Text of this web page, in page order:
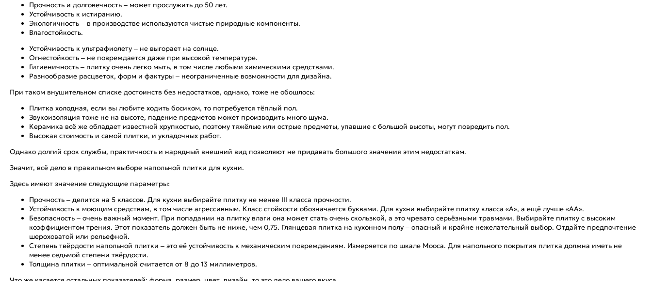
Прочность и долговечность – может прослужить до 50 лет.
Устойчивость к истиранию.
Экологичность – в производстве используются чистые природные компоненты.
Влагостойкость.
Устойчивость к ультрафиолету – не выгорает на солнце.
Огнестойкость – не повреждается даже при высокой температуре.
Гигиеничность – плитку очень легко мыть, в том числе любыми химическими средствами.
Разнообразие расцветок, форм и фактуры – неограниченные возможности для дизайна.
При таком внушительном списке достоинств без недостатков, однако, тоже не обошлось:
Плитка холодная, если вы любите ходить босиком, то потребуется тёплый пол.
Звукоизоляция тоже не на высоте, падение предметов может производить много шума.
Керамика всё же обладает известной хрупкостью, поэтому тяжёлые или острые предметы, упавшие с большой высоты, могут повредить пол.
Высокая стоимость и самой плитки, и укладочных работ.
Однако долгий срок службы, практичность и нарядный внешний вид позволяют не придавать большого значения этим недостаткам.
Значит, всё дело в правильном выборе напольной плитки для кухни.
Здесь имеют значение следующие параметры:
Прочность – делится на 5 классов. Для кухни выбирайте плитку не менее III класса прочности.
Устойчивость к моющим средствам, в том числе агрессивным. Класс стойкости обозначается буквами. Для кухни выбирайте плитку класса «А», а ещё лучше «АА».
Безопасность – очень важный момент. При попадании на плитку влаги она может стать очень скользкой, а это чревато серьёзными травмами. Выбирайте плитку с высоким
коэффициентом трения. Этот показатель должен быть не ниже, чем 0,75. Глянцевая плитка на кухонном полу – опасный и крайне нежелательный выбор. Отдайте предпочтение
шероховатой или рельефной.
Степень твёрдости напольной плитки – это её устойчивость к механическим повреждениям. Измеряется по шкале Мооса. Для напольного покрытия плитка должна иметь не
менее седьмой степени твёрдости.
Толщина плитки – оптимальной считается от 8 до 13 миллиметров.